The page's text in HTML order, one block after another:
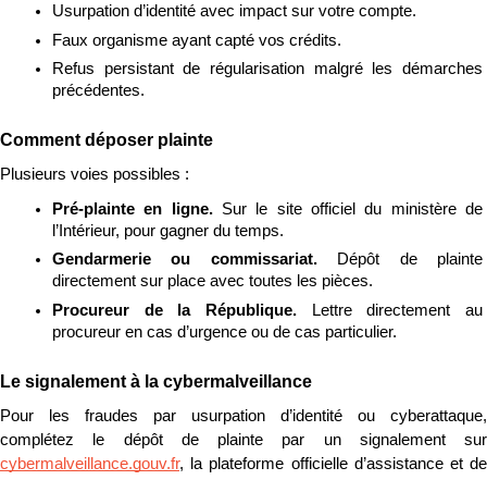
Usurpation d’identité avec impact sur votre compte.
Faux organisme ayant capté vos crédits.
Refus persistant de régularisation malgré les démarches
précédentes.
Comment déposer plainte
Plusieurs voies possibles :
Pré-plainte en ligne. Sur le site officiel du ministère de
l’Intérieur, pour gagner du temps.
Gendarmerie ou commissariat.
Dépôt de plainte
directement sur place avec toutes les pièces.
Procureur de la République.
Lettre directement au
procureur en cas d’urgence ou de cas particulier.
Le signalement à la cybermalveillance
Pour les fraudes par usurpation d’identité ou cyberattaque,
cybermalveillance.gouv.fr, la plateforme officielle d’assistance et de